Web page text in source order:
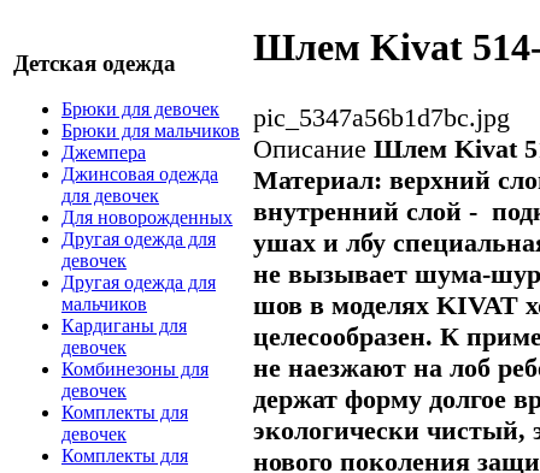
Детская одежда
Брюки для девочек
Брюки для мальчиков
Джемпера
Джинсовая одежда
для девочек
Для новорожденных
Другая одежда для
девочек
Другая одежда для
мальчиков
Кардиганы для
девочек
Комбинезоны для
девочек
Комплекты для
девочек
Комплекты для
Шлем Kivat
pic_5347a56b1d7bc.jpg
Описание Шлем Kivat
Материал: верхний
внутренний слой -
ушах и лбу
не вызывает шума-
шов в моделях KIVAT
целесообразен. К
не наезжают на лоб
держат форму долгое
экологически чистый,
нового поколения